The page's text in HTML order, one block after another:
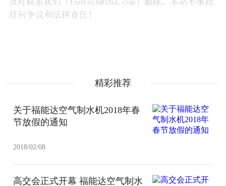
精彩推荐
关于福能达空气制水机2018年春
节放假的通知
2018/02/08
高交会正式开幕 福能达空气制水